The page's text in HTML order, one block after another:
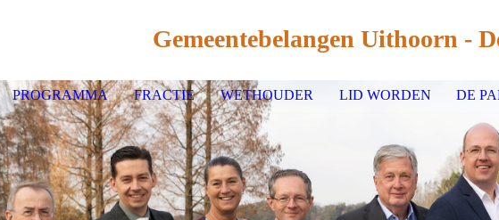
Gemeentebelangen Uithoorn -
PROGRAMMA FRACTIE WETHOUDER LID WORDEN DE